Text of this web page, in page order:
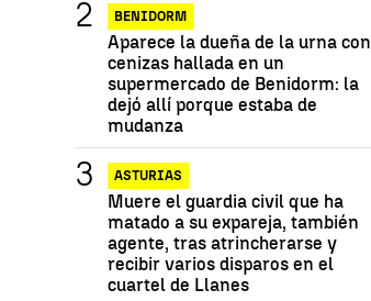
BENIDORM
Aparece la dueña de la urna con
cenizas hallada en un
supermercado de Benidorm: la
dejó allí porque estaba de
mudanza
ASTURIAS
Muere el guardia civil que ha
matado a su expareja, también
agente, tras atrincherarse y
recibir varios disparos en el
cuartel de Llanes